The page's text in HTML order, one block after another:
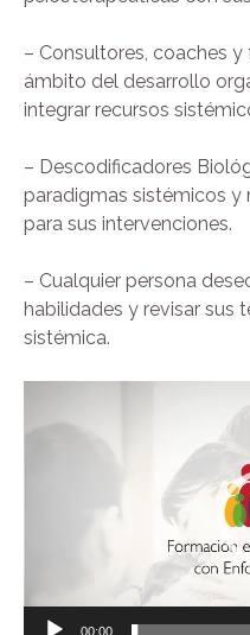
– Consultores, coaches
ámbito del desarrollo
integrar recursos
– Descodificadores
paradigmas sistémicos y
para sus intervenciones.
– Cualquier persona
habilidades y revisar sus
sistémica.
00:00